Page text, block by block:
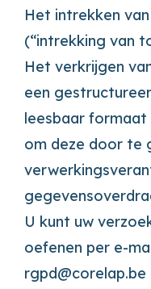
Het intrekken
(“intrekking van
Het verkrijgen
een
leesbaar
om deze door te
U kunt uw
oefenen per e-